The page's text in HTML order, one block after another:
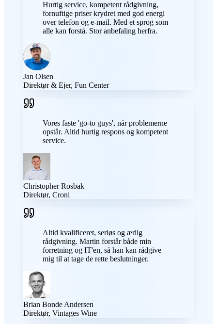
Hurtig service, kompetent rådgivning,
fornuftige priser krydret med god energi
over telefon og e-mail. Med et sprog som
alle kan forstå. Stor anbefaling herfra.
Jan Olsen
Direktør & Ejer, Fun Center
Vores faste 'go-to guys', når problemerne
opstår. Altid hurtig respons og kompetent
service.
Christopher Rosbak
Direktør, Croni
Altid kvalificeret, seriøs og ærlig
rådgivning. Martin forstår både min
forretning og IT'en, så han kan rådgive
mig til at tage de rette beslutninger.
Brian Bonde Andersen
Direktør, Vintages Wine